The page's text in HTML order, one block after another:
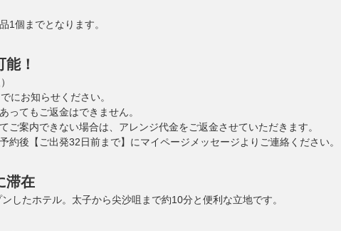
1個までとなります。
！
にお知らせください。
ってもご返金はできません。
案内できない場合は、アレンジ代金をご返金させていただきます。
約後【ご出発32日前まで】にマイページメッセージよりご連絡ください。
滞在
したホテル。太子から尖沙咀まで約10分と便利な立地です。